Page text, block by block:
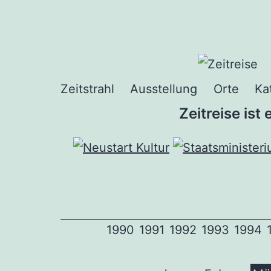
Zeitstrahl Ausstellung Orte
Zeitreise ist
1990 1991 1992 1993 1994